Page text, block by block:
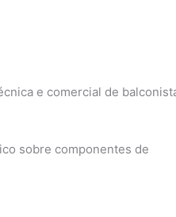
e comercial de
sobre componentes de